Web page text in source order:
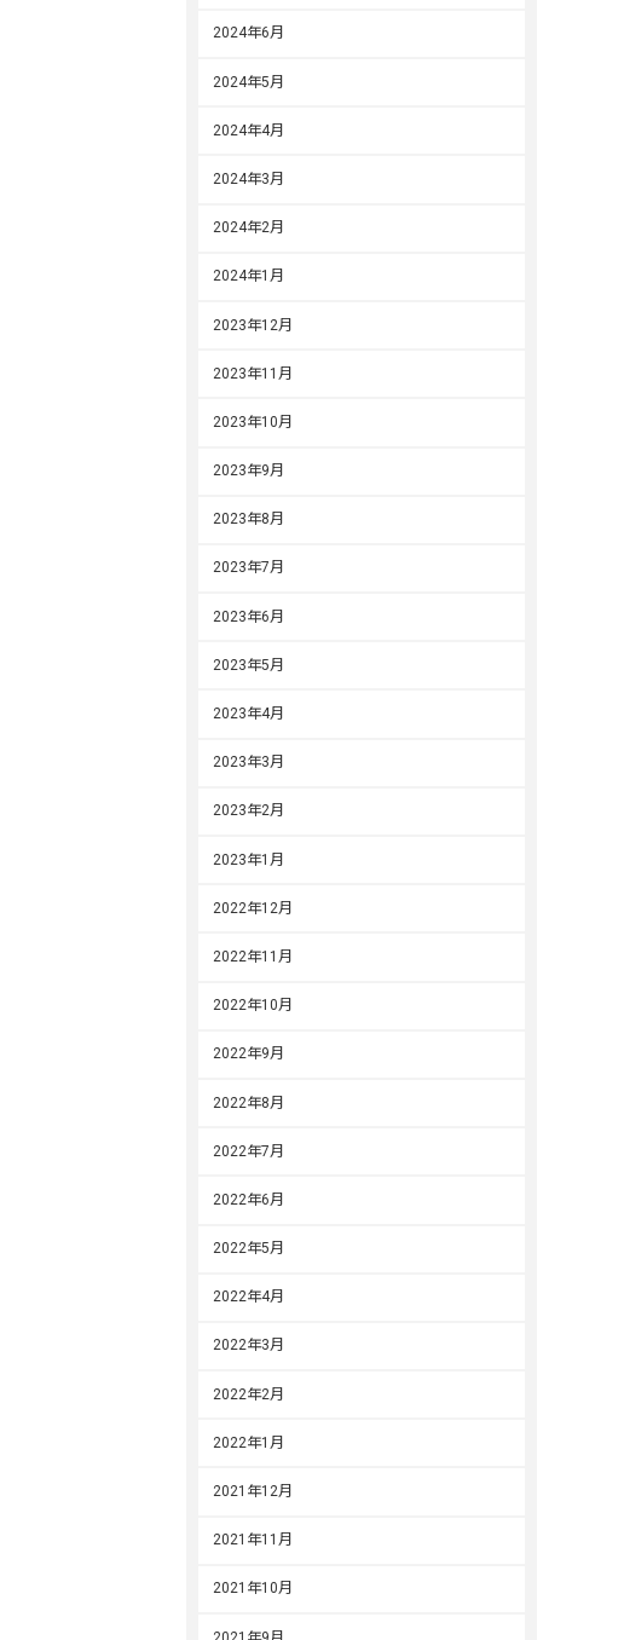
2024年6月
2024年5月
2024年4月
2024年3月
2024年2月
2024年1月
2023年12月
2023年11月
2023年10月
2023年9月
2023年8月
2023年7月
2023年6月
2023年5月
2023年4月
2023年3月
2023年2月
2023年1月
2022年12月
2022年11月
2022年10月
2022年9月
2022年8月
2022年7月
2022年6月
2022年5月
2022年4月
2022年3月
2022年2月
2022年1月
2021年12月
2021年11月
2021年10月